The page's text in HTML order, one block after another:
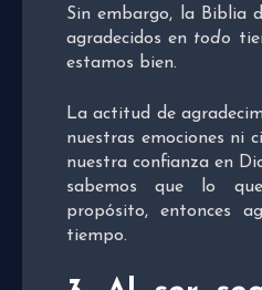
Sin embargo, la Biblia
agradecidos en todo
estamos bien.
La actitud de
nuestras emociones ni
nuestra confianza en
sabemos que lo
propósito, entonces
tiempo.